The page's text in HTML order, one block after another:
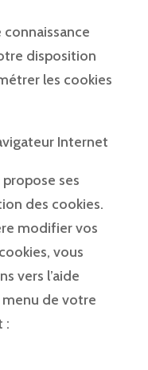
disposition
les cookies
Internet
ses
des cookies.
modifier vos
vous
vers l’aide
menu de votre
: